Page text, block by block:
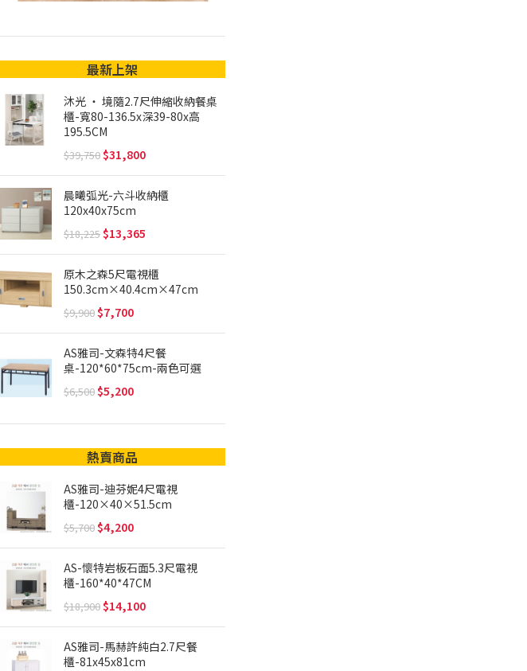
最新上架
沐光 ‧ 境隨2.7尺伸縮收納餐桌
櫃-寬80-136.5x深39-80x高
195.5CM
39,750 31,800
晨曦弧光-六斗收納櫃
120x40x75cm
18,225 13,365
原木之森5尺電視櫃
150.3cm×40.4cm×47cm
9,900 7,700
AS雅司-文森特4尺餐
桌-120*60*75cm-兩色可選
6,500 5,200
熱賣商品
AS雅司-迪芬妮4尺電視
櫃-120×40×51.5cm
5,700 4,200
AS-懷特岩板石面5.3尺電視
櫃-160*40*47CM
18,900 14,100
AS雅司-馬赫許純白2.7尺餐
櫃-81x45x81cm